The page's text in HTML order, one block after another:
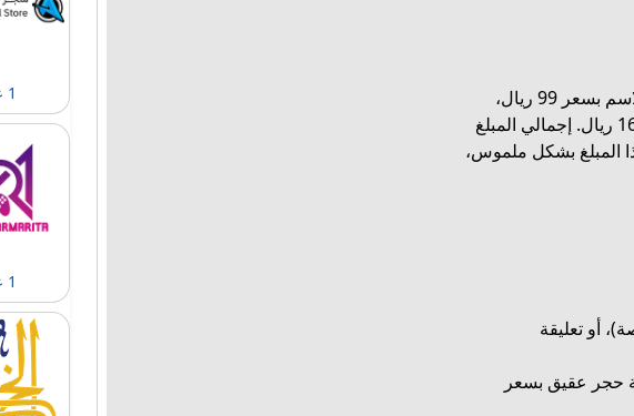
لنفترض أنك ترغب في شراء مجموعة من الهدايا: سلسال بالاسم بسعر 99 ريال،
أسوارة بحفر الحرف بسعر 99 ريال، ومبخرة بالاسم بسعر 160 ريال. إجمالي المبلغ
هذا المبلغ بشكل ملموس،
(عروض خاصة)، أو تعليقة
بسعر 99 ريال أو سبحة حجر عقيق بسعر
1 عرو
1 عرو